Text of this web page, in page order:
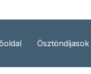
Ösztöndíjasok